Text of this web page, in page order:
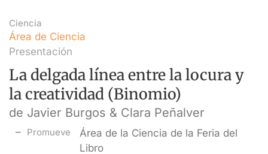
Ciencia
Área de Ciencia
Presentación
La delgada línea entre la locura y
la creatividad (Binomio)
de Javier Burgos & Clara Peñalver
Promueve
Área de la Ciencia de la Feria del
Libro